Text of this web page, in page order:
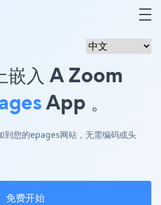
嵌入 A Zoom
App 。
您的epages网站，无需编码或头
免费开始